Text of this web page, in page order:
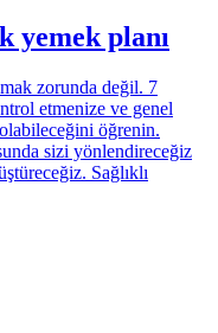
yemek planı
zorunda değil. 7
etmenize ve genel
olabileceğini öğrenin.
sizi yönlendireceğiz
Sağlıklı